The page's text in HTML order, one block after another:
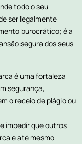
todo o seu
ser legalmente
burocrático; é a
segura dos seus
é uma fortaleza
segurança,
o receio de plágio ou
impedir que outros
e até mesmo